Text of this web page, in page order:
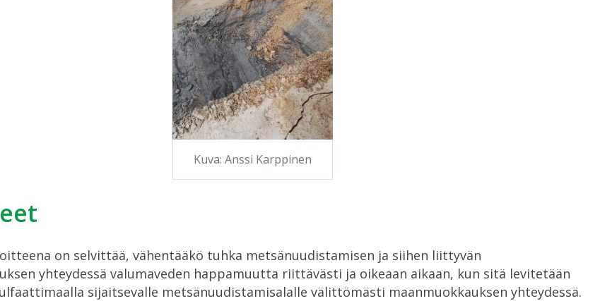
Kuva: Anssi Karppinen
on selvittää, vähentääkö tuhka metsänuudistamisen ja siihen liittyvän
yhteydessä valumaveden happamuutta riittävästi ja oikeaan aikaan, kun sitä levitetään
sijaitsevalle metsänuudistamisalalle välittömästi maanmuokkauksen yhteydessä.